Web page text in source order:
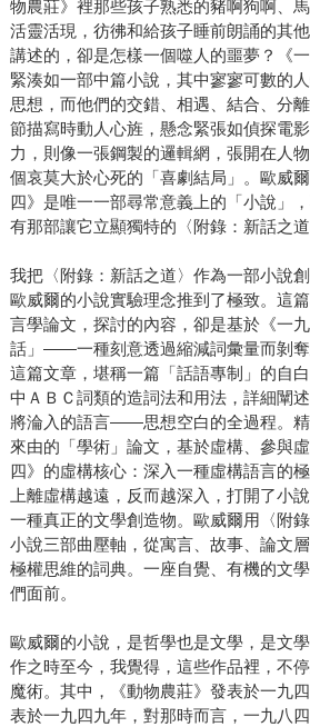
物農莊》裡那些孩子熟悉的豬啊狗啊、
活靈活現，彷彿和給孩子睡前朗誦的其
講述的，卻是怎樣一個噬人的噩夢？《
緊湊如一部中篇小說，其中寥寥可數的
思想，而他們的交錯、相遇、結合、分
節描寫時動人心旌，懸念緊張如偵探電
力，則像一張鋼製的邏輯網，張開在人
個哀莫大於心死的「喜劇結局」。歐威
四》是唯一一部尋常意義上的「小說」
有那部讓它立顯獨特的〈附錄：新話之道
我把〈附錄：新話之道〉作為一部小說
歐威爾的小說實驗理念推到了極致。這
言學論文，探討的內容，卻是基於《一
話」——一種刻意透過縮減詞彙量而剝奪
這篇文章，堪稱一篇「話語專制」的自
中ＡＢＣ詞類的造詞法和用法，詳細闡
將淪入的語言——思想空白的全過程。
來由的「學術」論文，基於虛構、參與
四》的虛構核心：深入一種虛構語言的
上離虛構越遠，反而越深入，打開了小
一種真正的文學創造物。歐威爾用〈附
小說三部曲壓軸，從寓言、故事、論文
極權思維的詞典。一座自覺、有機的文
們面前。
歐威爾的小說，是哲學也是文學，是文
作之時至今，我覺得，這些作品裡，不
魔術。其中，《動物農莊》發表於一九
表於一九四九年，對那時而言，一九八